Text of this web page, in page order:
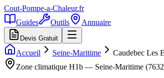
Cout-Pompe-a-Chaleur.fr
Guides
Outils Annuaire
Devis Gratuit
Accueil Seine-Maritime
Caudebec Les
Zone climatique H1b — Seine-Maritime (